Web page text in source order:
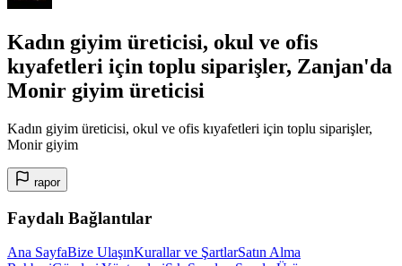
Kadın giyim üreticisi, okul ve ofis
kıyafetleri için toplu siparişler, Zanjan'da
Monir giyim üreticisi
Kadın giyim üreticisi, okul ve ofis kıyafetleri için toplu siparişler,
Monir giyim
rapor
Faydalı Bağlantılar
Ana SayfaBize UlaşınKurallar ve ŞartlarSatın Alma